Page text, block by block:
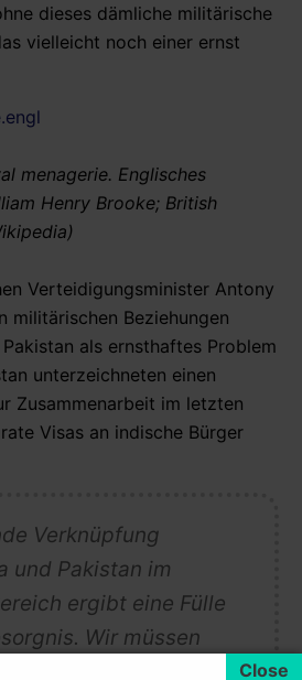
dieses dämliche militärische
vielleicht noch einer ernst
menagerie. Englisches
Henry Brooke; British
Verteidigungsminister Antony
militärischen Beziehungen
als ernsthaftes Problem
unterzeichneten einen
Zusammenarbeit im letzten
Visas an indische Bürger
Verknüpfung
und Pakistan im
ergibt eine Fülle
Wir müssen